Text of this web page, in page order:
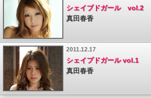
シェイブドガール vol.2
真田春香
2011.12.17
シェイプドガール vol.1
真田春香